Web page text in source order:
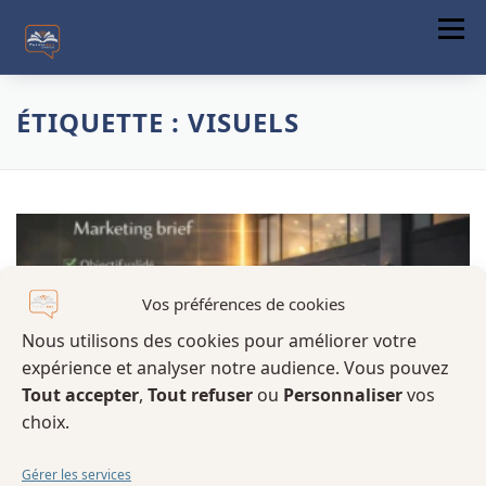
Vos préférences de cookies
Nous utilisons des cookies pour améliorer votre
expérience et analyser notre audience. Vous pouvez
Tout accepter, Tout refuser ou Personnaliservos
choix.
Gérer les services
Menu
COMMUNICATION DIGITALE
ACTUALITÉS
CONTACT
ÉTIQUETTE : VISUELS